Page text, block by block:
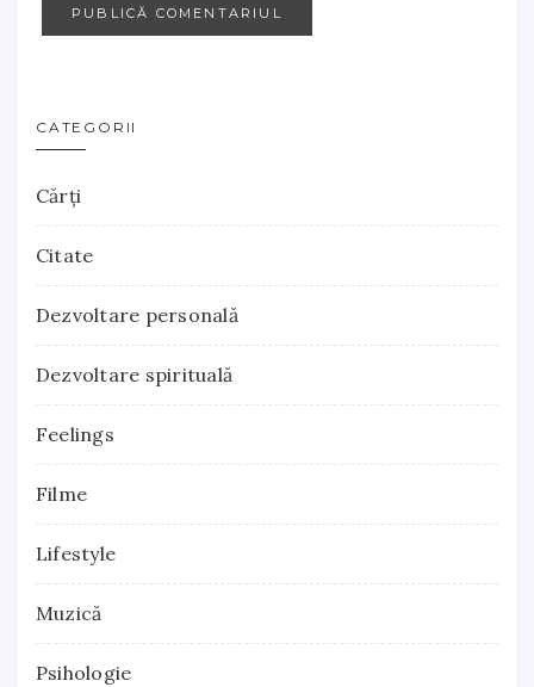
CATEGORII
Cărţi
Citate
Dezvoltare personală
Dezvoltare spirituală
Feelings
Filme
Lifestyle
Muzică
Psihologie